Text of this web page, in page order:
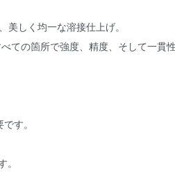
しく均一な溶接仕上げ。
ての箇所で強度、精度、そして一貫
す。